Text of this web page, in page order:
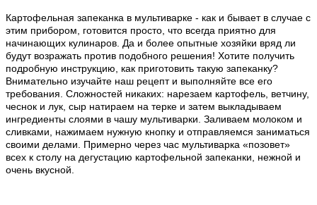
Картофельная запеканка в мультиварке - как и бывает в случае с
этим прибором, готовится просто, что всегда приятно для
начинающих кулинаров. Да и более опытные хозяйки вряд ли
будут возражать против подобного решения! Хотите получить
подробную инструкцию, как приготовить такую запеканку?
Внимательно изучайте наш рецепт и выполняйте все его
требования. Сложностей никаких: нарезаем картофель, ветчину,
чеснок и лук, сыр натираем на терке и затем выкладываем
ингредиенты слоями в чашу мультиварки. Заливаем молоком и
сливками, нажимаем нужную кнопку и отправляемся заниматься
своими делами. Примерно через час мультиварка «позовет»
всех к столу на дегустацию картофельной запеканки, нежной и
очень вкусной.